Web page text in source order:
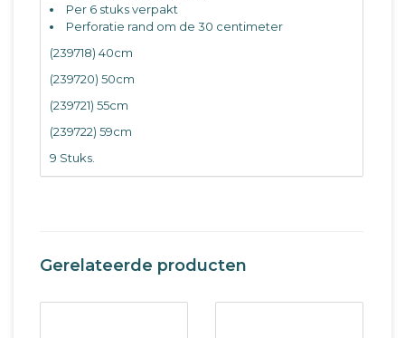
Per 6 stuks verpakt
Perforatie rand om de 30 centimeter
(239718) 40cm
(239720) 50cm
(239721) 55cm
(239722) 59cm
9 Stuks.
Gerelateerde producten